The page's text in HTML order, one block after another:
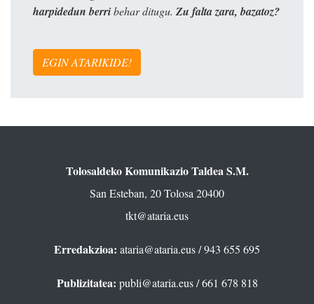
harpidedun berribehar ditugu. Zu falta zara, bazatoz?
EGIN ATARIKIDE!
Tolosaldeko Komunikazio Taldea S.M.
San Esteban, 20 Tolosa 20400
tkt@ataria.eus
Erredakzioa: ataria@ataria.eus/ 943 655 695
Publizitatea: publi@ataria.eus/ 661 678 818